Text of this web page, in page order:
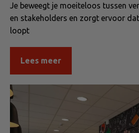
Je beweegt je moeiteloos tussen
en stakeholders en zorgt ervoor
loopt
Lees meer